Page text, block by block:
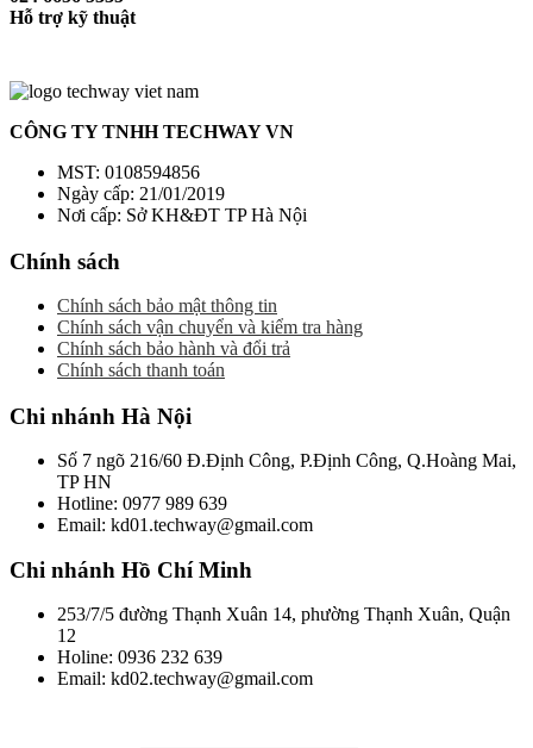
Hỗ trợ kỹ thuật
CÔNG TY TNHH TECHWAY VN
MST: 0108594856
Ngày cấp: 21/01/2019
Nơi cấp: Sở KH&ĐT TP Hà Nội
Chính sách
Chính sách bảo mật thông tin
Chính sách vận chuyển và kiểm tra hàng
Chính sách bảo hành và đổi trả
Chính sách thanh toán
Chi nhánh Hà Nội
Số 7 ngõ 216/60 Đ.Định Công, P.Định Công, Q.Hoàng Mai,
TP HN
Hotline: 0977 989 639
Email: kd01.techway@gmail.com
Chi nhánh Hồ Chí Minh
253/7/5 đường Thạnh Xuân 14, phường Thạnh Xuân, Quận
12
Holine: 0936 232 639
Email: kd02.techway@gmail.com